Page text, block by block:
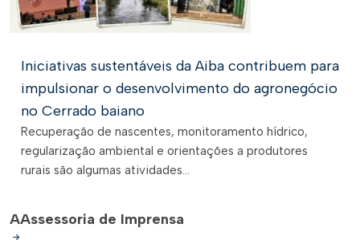
Iniciativas sustentáveis da Aiba contribuem para
impulsionar o desenvolvimento do agronegócio
no Cerrado baiano
Recuperação de nascentes, monitoramento hídrico,
regularização ambiental e orientações a produtores
rurais são algumas atividades...
AAssessoria de Imprensa